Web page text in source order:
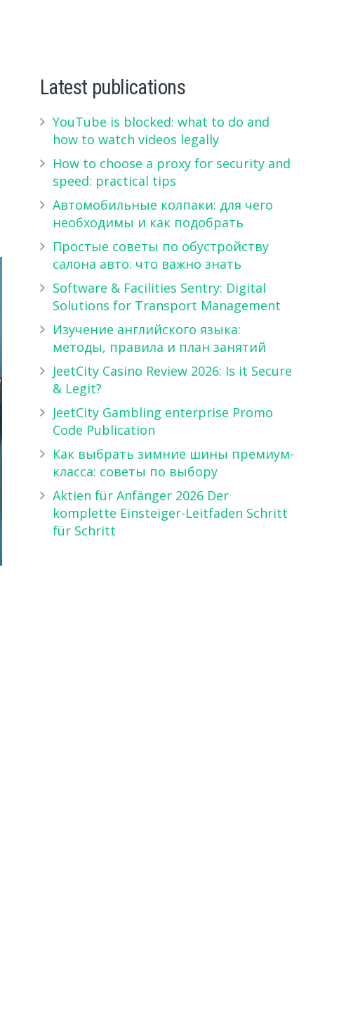
Latest publications
YouTube is blocked: what to do and
how to watch videos legally
How to choose a proxy for security and
speed: practical tips
Автомобильные колпаки: для чего
необходимы и как подобрать
Простые советы по обустройству
салона авто: что важно знать
Software & Facilities Sentry: Digital
Solutions for Transport Management
Изучение английского языка:
методы, правила и план занятий
JeetCity Casino Review 2026: Is it Secure
& Legit?
JeetCity Gambling enterprise Promo
Code Publication
Как выбрать зимние шины премиум-
класса: советы по выбору
Aktien für Anfänger 2026 Der
komplette Einsteiger-Leitfaden Schritt
für Schritt